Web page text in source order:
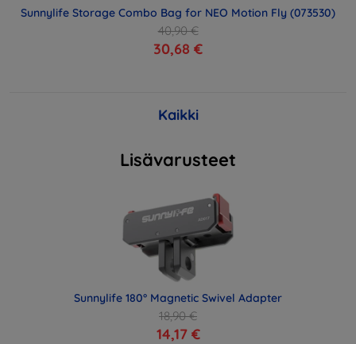
Sunnylife Storage Combo Bag for NEO Motion Fly (073530)
40,90 €
30,68 €
Kaikki
Lisävarusteet
Sunnylife 180° Magnetic Swivel Adapter
18,90 €
14,17 €